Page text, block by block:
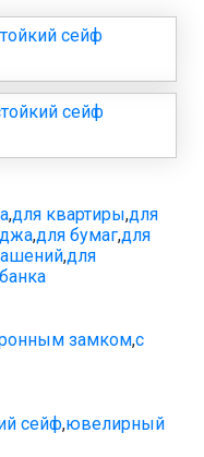
сейф
сейф
,для квартиры,для
,для бумаг,для
,для
замком,с
сейф,ювелирный